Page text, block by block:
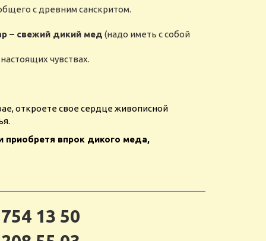
с древним санскритом.
– свежий дикий мед (надо иметь с собой
чувствах.
откроете свое сердце живописной
приобретя впрок дикого меда,
13 50